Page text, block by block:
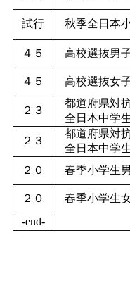
試行 秋季全日本
４５ 高校選抜男
４５
高校選抜女
２３
都道府県対
全日本中学
２３
都道府県対
全日本中学
２０
春季小学生
２０
春季小学生
-end-